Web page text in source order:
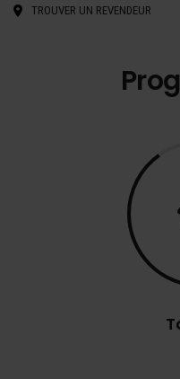
TROUVER UN REVENDEUR